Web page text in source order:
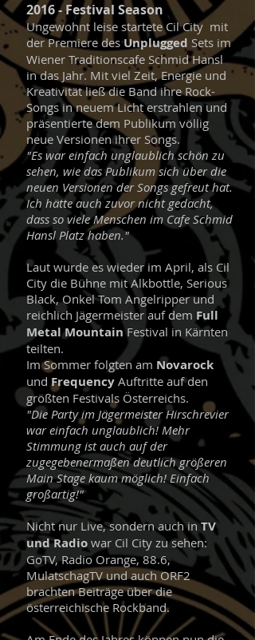
2016 - Festival Season
Ungewohnt leise startete Cil City mit
der Premiere desUnplugged Sets im
Wiener Traditionscafe Schmid Hansl
in das Jahr. Mit viel Zeit, Energie und
Kreativität ließ die Band ihre Rock-
Songs in neuem Licht erstrahlen und
präsentierte dem Publikum völlig
neue Versionen ihrer Songs.
"Es war einfach unglaublich schön zu
sehen, wie das Publikum sich über die
neuen Versionen der Songs gefreut hat.
Ich hätte auch zuvor nicht gedacht,
dass so viele Menschen im Cafe Schmid
Hansl Platz haben."
Laut wurde es wieder im April, als Cil
City die Bühne mit Alkbottle, Serious
Black, Onkel Tom Angelripper und
reichlich Jägermeister auf dem Full
Metal MountainFestival in Kärnten
teilten.
Im Sommer folgten am Novarock
undFrequency Auftritte auf den
größten Festivals Österreichs.
"Die Party im Jägermeister Hirschrevier
war einfach unglaublich! Mehr
Stimmung ist auch auf der
zugegebenermaßen deutlich größeren
Main Stage kaum möglich! Einfach
großartig!"
Nicht nur Live, sondern auch inTV
und Radio war Cil City zu sehen:
GoTV, Radio Orange, 88.6,
MulatschagTV und auch ORF2
brachten Beiträge über die
österreichische Rockband.